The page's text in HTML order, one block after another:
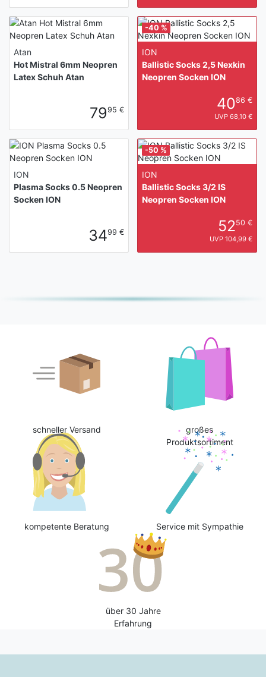
Atan
Hot Mistral 6mm Neopren
Latex Schuh Atan
7995 €
ION
Ballistic Socks 2,5 Nexkin
Neopren Socken ION
4086 €
UVP 68,10 €
-40 %
ION
Plasma Socks 0.5 Neopren
Socken ION
3499 €
ION
Ballistic Socks 3/2 IS
Neopren Socken ION
5250 €
UVP 104,99 €
-50 %
schneller Versand
großes
Produktsortiment
kompetente Beratung Service mit Sympathie
über 30 Jahre
Erfahrung